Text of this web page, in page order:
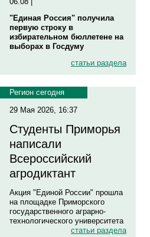
"Единая Россия" получила
первую строку в
избирательном бюллетене на
выборах в Госдуму
статьи раздела
Регион сегодня
29 Мая 2026, 16:37
Студенты Приморья
написали
Всероссийский
агродиктант
Акция "Единой России" прошла
на площадке Приморского
государственного аграрно-
технологического университета
статьи раздела